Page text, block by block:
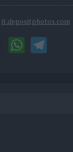
it.depositphotos.com